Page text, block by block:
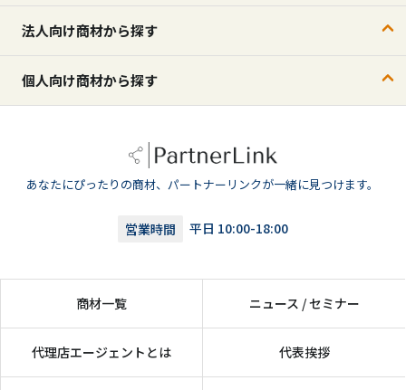
法人向け商材から探す
個人向け商材から探す
あなたにぴったりの商材、パートナーリンクが一緒に見つけます。
営業時間 平日 10:00-18:00
商材一覧 ニュース / セミナー
代理店エージェントとは 代表挨拶